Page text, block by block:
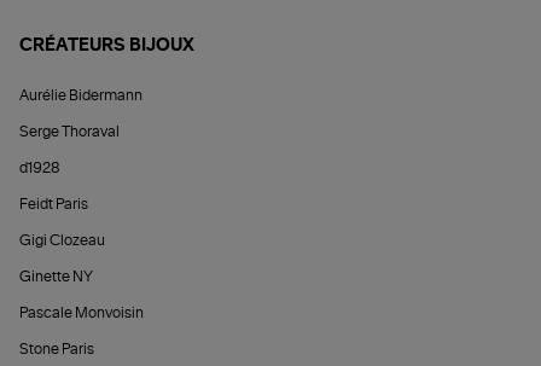
CRÉATEURS BIJOUX
Aurélie Bidermann
Serge Thoraval
d1928
Feidt Paris
Gigi Clozeau
Ginette NY
Pascale Monvoisin
Stone Paris